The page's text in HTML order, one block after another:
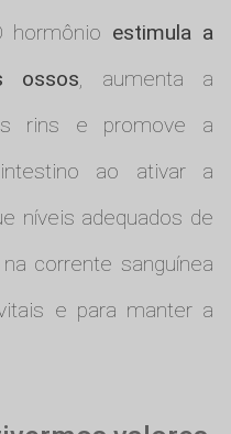
hormônio estimula a
ossos, aumenta a
rins e promove a
ao ativar a
níveis adequados de
corrente sanguínea
e para manter a